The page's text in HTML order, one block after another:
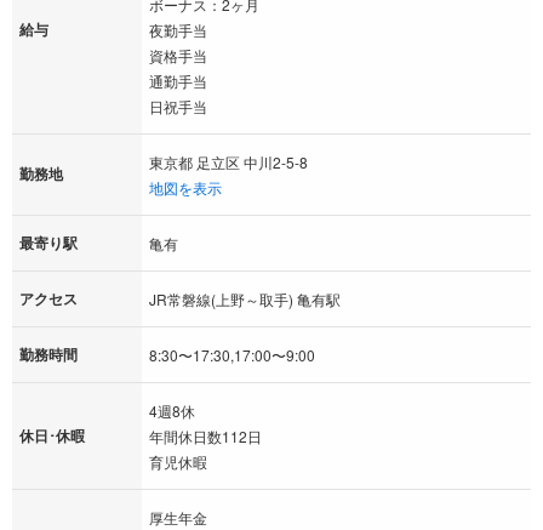
給与
夜勤手当
資格手当
通勤手当
日祝手当
勤務地
東京都 足立区 中川2-5-8
地図を表示
最寄り駅 亀有
アクセス JR常磐線(上野～取手) 亀有駅
勤務時間 8:30〜17:30,17:00〜9:00
休日･休暇
4週8休
年間休日数112日
育児休暇
厚生年金